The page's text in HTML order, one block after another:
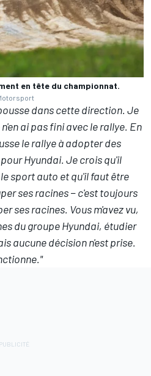
en tête du championnat.
dans cette direction. Je
ai pas fini avec le rallye. En
le rallye à adopter des
Hyundai. Je crois qu'il
sport auto et qu'il faut être
ses racines − c'est toujours
ses racines. Vous m'avez vu,
du groupe Hyundai, étudier
aucune décision n'est prise.